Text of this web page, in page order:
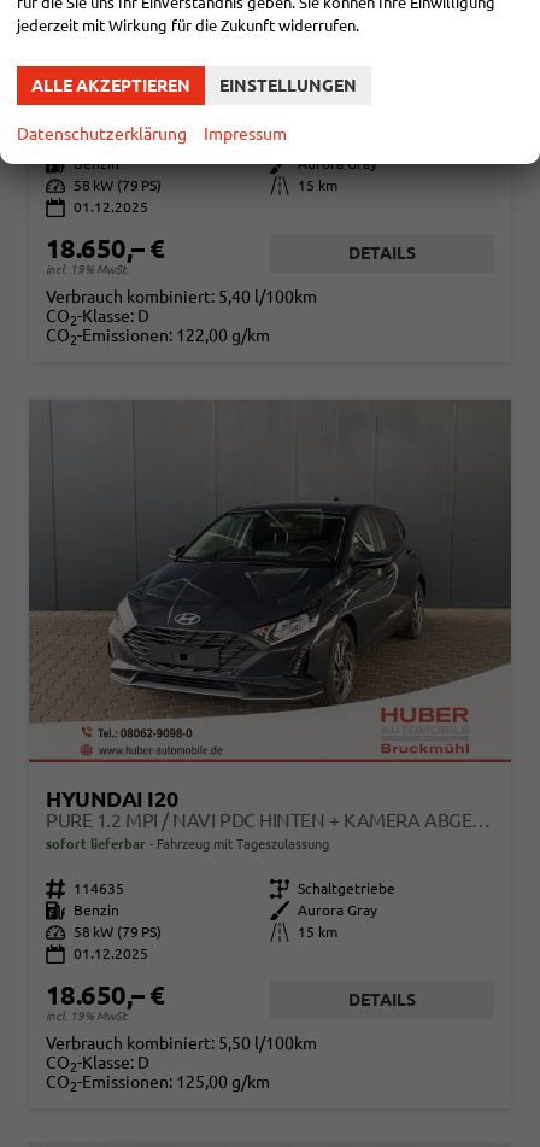
Fahrzeugnr. 114634 Getriebe
Kraftstoff Benzin Außenfarbe Aurora Gray
Leistung
58 kW (79 PS) Kilometerstand
15 km
01.12.2025
18.650,– €
incl. 19% MwSt.
DETAILS
Verbrauch kombiniert: 5,40 l/100km
CO2-Klasse: D
CO2-Emissionen: 122,00 g/km
HYUNDAI I20
PURE 1.2 MPI / NAVI PDC HINTEN + KAMERA ABGEDUNKELTE SCHEIBEN TEMPOMAT ALU 16"
sofort lieferbar Fahrzeug mit Tageszulassung
Fahrzeugnr. 114635 Getriebe Schaltgetriebe
Kraftstoff
Benzin Außenfarbe
Aurora Gray
Leistung
58 kW (79 PS) Kilometerstand
15 km
01.12.2025
18.650,– €
incl. 19% MwSt.
DETAILS
Verbrauch kombiniert: 5,50 l/100km
CO2-Klasse: D
CO2-Emissionen: 125,00 g/km
jederzeit mit Wirkung für die Zukunft widerrufen.
ALLE AKZEPTIEREN EINSTELLUNGEN
Datenschutzerklärung Impressum